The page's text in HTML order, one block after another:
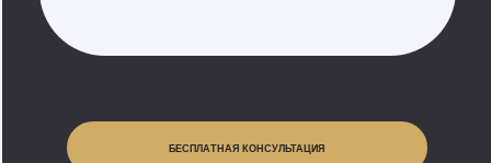
БЕСПЛАТНАЯ КОНСУЛЬТАЦИЯ